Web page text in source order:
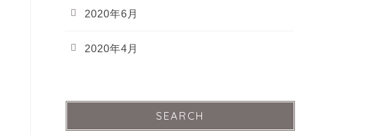
2020年6月
2020年4月
SEARCH